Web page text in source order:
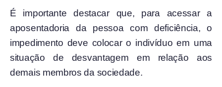
É importante destacar que, para acessar a
aposentadoria da pessoa com deficiência, o
impedimento deve colocar o indivíduo em uma
situação de desvantagem em relação aos
demais membros da sociedade.